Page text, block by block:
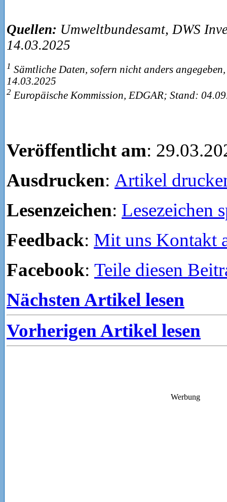
Quellen: Umweltbundesamt, DWS
14.03.2025
1 Sämtliche Daten, sofern nicht anders
14.03.2025
2 Europäische Kommission, EDGAR; Stand:
Veröffentlicht am:
Ausdrucken: Artikel
Lesenzeichen: Lesezeichen
Feedback: Mit uns Kontakt
Facebook: Teile diesen
Nächsten Artikel lesen
Vorherigen Artikel lesen
Werbung